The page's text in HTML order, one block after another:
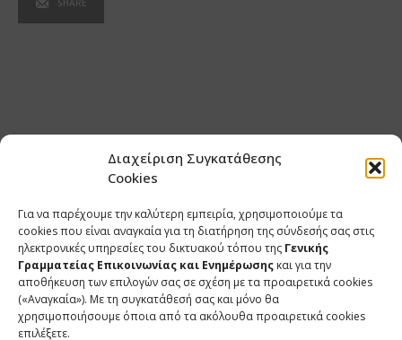
Διαχείριση Συγκατάθεσης
Cookies
Για να παρέχουμε την καλύτερη εμπειρία, χρησιμοποιούμε τα
cookies που είναι αναγκαία για τη διατήρηση της σύνδεσής σας στις
ηλεκτρονικές υπηρεσίες του δικτυακού τόπου της Γενικής
Γραμματείας Επικοινωνίας και Ενημέρωσης και για την
αποθήκευση των επιλογών σας σε σχέση με τα προαιρετικά cookies
(«Αναγκαία»). Με τη συγκατάθεσή σας και μόνο θα
χρησιμοποιήσουμε όποια από τα ακόλουθα προαιρετικά cookies
επιλέξετε.
SHARE
ΕΠΙΚΟΙΝΩΝΙΑ